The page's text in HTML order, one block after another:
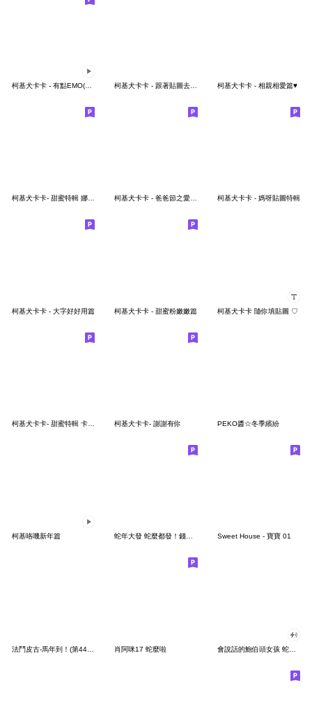
柯基犬卡卡 - 相親相愛篇♥
柯基犬卡卡- 甜蜜特輯 娜娜篇 柯基犬卡卡 - 爸爸節之愛你 x 3000 柯基犬卡卡 - 媽呀貼圖特輯
柯基犬卡卡 - 大字好好用篇 柯基犬卡卡 - 甜蜜粉嫩嫩篇 柯基犬卡卡 隨你填貼圖 ♡
柯基犬卡卡- 謝謝有你 PEKO醬☆冬季繽紛
柯基咯嘰新年篇 蛇年大發 蛇麼都發！錢錢蛇進來 Sweet House - 寶寶 01
肖阿咪17 蛇麼啦 會說話的鮑伯頭女孩 蛇年貼圖